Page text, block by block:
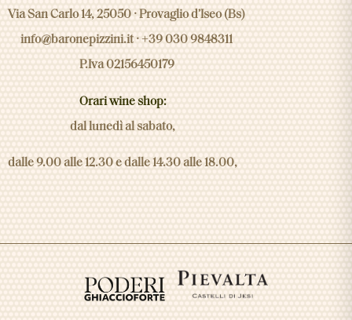
Via San Carlo 14, 25050 · Provaglio d’Iseo (Bs)
info@baronepizzini.it · +39 030 9848311
P.Iva 02156450179
Orari wine shop:
dal lunedì al sabato,
dalle 9.00 alle 12.30 e dalle 14.30 alle 18.00,